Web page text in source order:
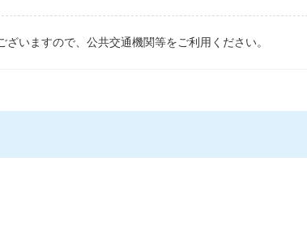
いますので、公共交通機関等をご利用ください。